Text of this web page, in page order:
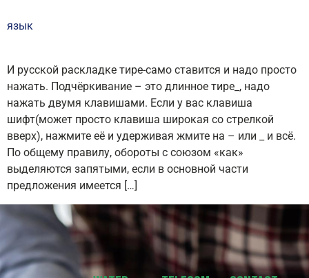
язык
И русской раскладке тире-само ставится и надо просто
нажать. Подчёркивание – это длинное тире_, надо
нажать двумя клавишами. Если у вас клавиша
шифт(может просто клавиша широкая со стрелкой
вверх), нажмите её и удерживая жмите на – или _ и всё.
По общему правилу, обороты с союзом «как»
выделяются запятыми, если в основной части
предложения имеется […]